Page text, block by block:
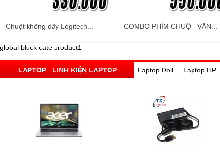
Chuột không dây Logitech... COMBO PHÍM CHUỘT VĂN...
global block cate product1
LAPTOP - LINH KIỆN LAPTOP Laptop Dell Laptop HP